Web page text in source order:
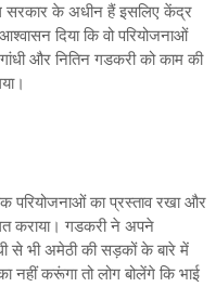
सरकार के अधीन हैं इसलिए केंद्र
दिया कि वो परियोजनाओं
और नितिन गडकरी को काम की
परियोजनाओं का प्रस्ताव रखा और
कराया। गडकरी ने अपने
से भी अमेठी की सड़कों के बारे में
नहीं करूंगा तो लोग बोलेंगे कि भाई